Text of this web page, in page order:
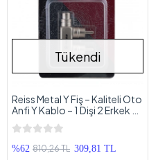
Tükendi
Reiss Metal Y Fiş – Kaliteli Oto
Anfi Y Kablo – 1 Dişi 2 Erkek Y
Fiş – 1 Adet
%62 810,26 TL 309,81 TL